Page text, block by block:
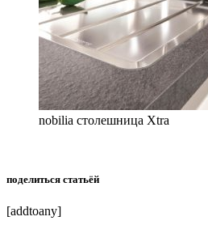
nobilia столешница Xtra
поделиться статьёй
[addtoany]